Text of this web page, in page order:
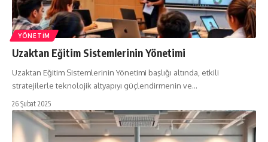
YÖNETIM
Uzaktan Eğitim Sistemlerinin Yönetimi
Uzaktan Eğitim Sistemlerinin Yönetimi başlığı altında, etkili
stratejilerle teknolojik altyapıyı güçlendirmenin ve…
26 Şubat 2025